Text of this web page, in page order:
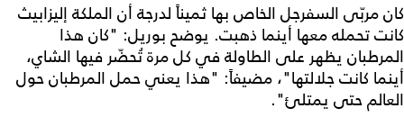
كان مربّى السفرجل الخاص بها ثميناً لدرجة أن الملكة إليزابيث
كانت تحمله معها أينما ذهبت. يوضح بوريل: "كان هذا
المرطبان يظهر على الطاولة في كل مرة تُحضّر فيها الشاي،
أينما كانت جلالتها"، مضيفاً: "هذا يعني حمل المرطبان حول
العالم حتى يمتلئ".